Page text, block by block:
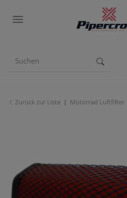
Zurück zur Liste Motorrad Luftfilter